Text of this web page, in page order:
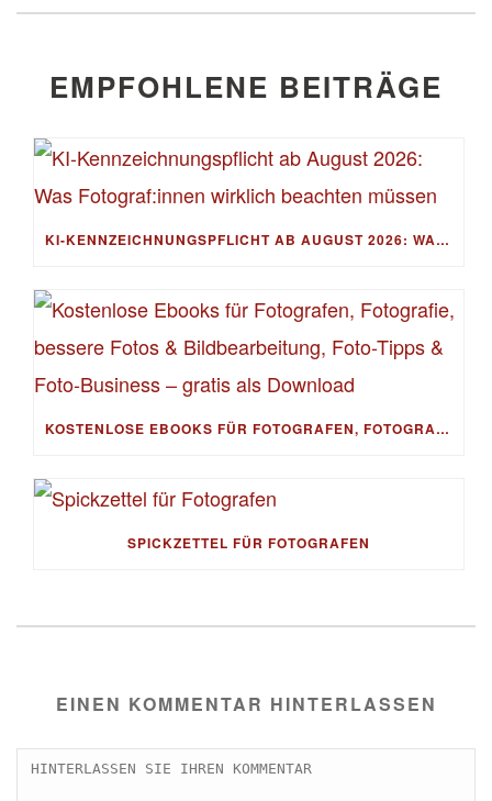
EMPFOHLENE BEITRÄGE
KI-KENNZEICHNUNGSPFLICHT AB AUGUST 2026: WAS FOTOGRAF:INNEN WIRKLICH BEACHTEN MÜSSEN
KOSTENLOSE EBOOKS FÜR FOTOGRAFEN, FOTOGRAFIE, BESSERE FOTOS & BILDBEARBEITUNG, FOTO-TIPPS & FOTO-BUSINESS – GRATIS ALS DOWNLOAD
SPICKZETTEL FÜR FOTOGRAFEN
EINEN KOMMENTAR HINTERLASSEN